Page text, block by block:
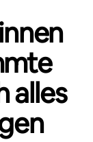
alles